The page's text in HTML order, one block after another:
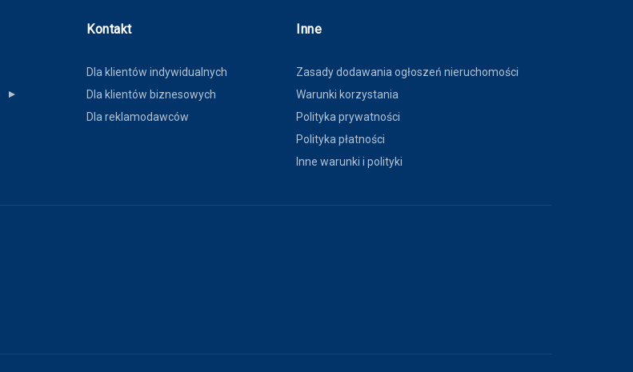
▼
Kontakt
Dla klientów indywidualnych
Dla klientów biznesowych
Dla reklamodawców
Inne
Zasady dodawania ogłoszeń nieruchomości
Warunki korzystania
Polityka prywatności
Polityka płatności
Inne warunki i polityki